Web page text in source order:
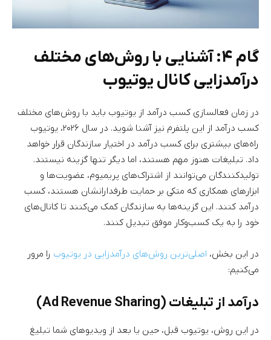
گام ۴: آشنایی با روش‌های مختلف
درآمدزایی کانال یوتیوب
در زمان فعالسازی کسب درآمد از یوتیوب باید با روش‌های مختلف
کسب درآمد از این پلتفرم نیز آشنا شوید. در سال ۲۰۲۶، یوتیوب
راه‌های بیشتری برای کسب درآمد در اختیار سازندگان قرار خواهد
داد. تبلیغات هنوز مهم هستند، اما دیگر تنها گزینه نیستند.
تولیدکنندگان می‌توانند از اشتراک‌های پریمیوم، عضویت‌ها و
ابزارهای همکاری که متکی بر حمایت طرفدارانشان هستند، کسب
درآمد کنند. این گزینه‌ها به سازندگان کمک می‌کنند تا کانال‌های
خود را به یک کسب‌وکار موفق تبدیل کنند.
در این بخش، اصلی‌ترین روش‌های درآمدزایی در یوتیوب را مرور
می‌کنیم:
درآمد از تبلیغات (Ad Revenue Sharing)
در این روش، یوتیوب قبل، حین یا بعد از ویدیوهای شما تبلیغ